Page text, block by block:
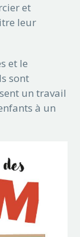
et
leur
et le
sont
un travail
à un